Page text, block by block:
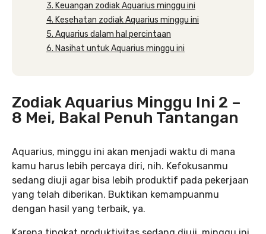
3. Keuangan zodiak Aquarius minggu ini
4. Kesehatan zodiak Aquarius minggu ini
5. Aquarius dalam hal percintaan
6. Nasihat untuk Aquarius minggu ini
Zodiak Aquarius Minggu Ini 2 –
8 Mei, Bakal Penuh Tantangan
Aquarius, minggu ini akan menjadi waktu di mana
kamu harus lebih percaya diri, nih. Kefokusanmu
sedang diuji agar bisa lebih produktif pada pekerjaan
yang telah diberikan. Buktikan kemampuanmu
dengan hasil yang terbaik, ya.